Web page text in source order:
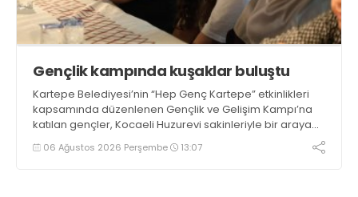
Gençlik kampında kuşaklar buluştu
Kartepe Belediyesi’nin “Hep Genç Kartepe” etkinlikleri
kapsamında düzenlenen Gençlik ve Gelişim Kampı’na
katılan gençler, Kocaeli Huzurevi sakinleriyle bir araya
geldi06 Ağustos 2026 Perşembe 13:07